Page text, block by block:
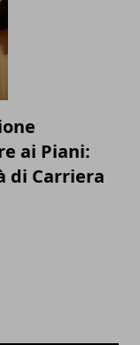
ai Piani:
di Carriera